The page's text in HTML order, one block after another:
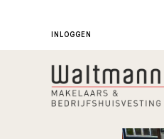
INLOGGEN